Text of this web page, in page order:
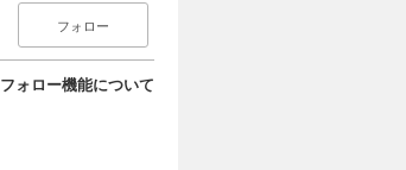
フォロー
フォロー機能について